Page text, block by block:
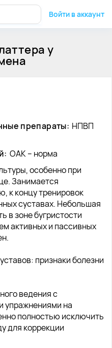
Войти в аккаунт
у
препараты: НПВП
: ОАК – норма
особенно при
Занимается
к концу тренировок
суставах. Небольшая
в зоне бугристости
активных и пассивных
признаки болезни
ведения с
упражнениями на
полностью исключить
для коррекции